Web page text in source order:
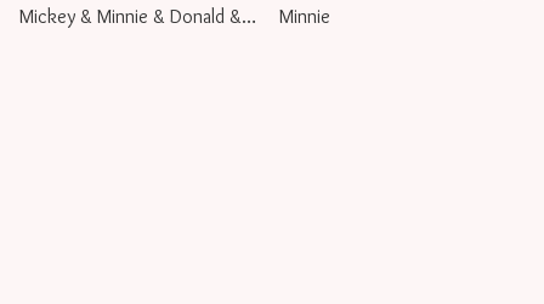
Mickey & Minnie & Donald &
Minnie